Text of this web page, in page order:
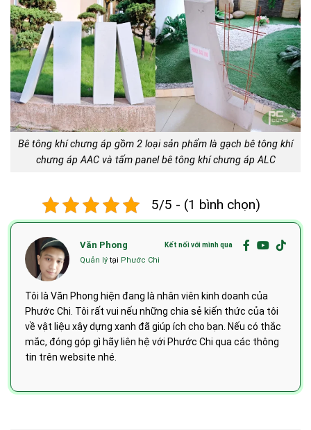
Bê tông khí chưng áp gồm 2 loại sản phẩm là gạch bê tông khí
chưng áp AAC và tấm panel bê tông khí chưng áp ALC
5/5 - (1 bình chọn)
Văn Phong Kết nối với mình qua
Quản lý tại Phước Chi
Tôi là Văn Phong hiện đang là nhân viên kinh doanh của
Phước Chi. Tôi rất vui nếu những chia sẻ kiến thức của tôi
về vật liệu xây dựng xanh đã giúp ích cho bạn. Nếu có thắc
mắc, đóng góp gì hãy liên hệ với Phước Chi qua các thông
tin trên website nhé.